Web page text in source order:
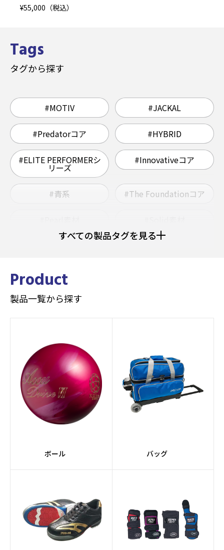
¥55,000（税込）
Tags
タグから探す
#MOTIV #JACKAL
#Predatorコア #HYBRID
#ELITE PERFORMERシ
リーズ
#Innovativeコア
#青系 #The Foundationコア
#ヘビー
#ミディアムヘビー
#RAPTORシリーズ
#JACKALシリーズ #Pearlカバーストック
#スーツケース #2個入り
#軽量
#ミディアム #黒系
#ドライ
#スペアボール #ポリエステル素材
すべての製品タグを見る
Product
製品一覧から探す
ボール バッグ